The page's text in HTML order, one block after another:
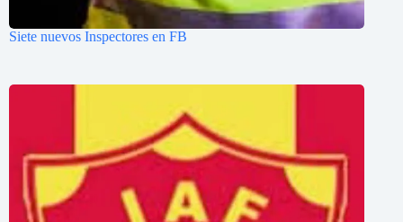
Siete nuevos Inspectores en FB